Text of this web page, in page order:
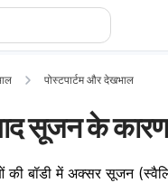
पोस्टपार्टम और देखभाल
सूजन के
की बॉडी में अक्सर सूजन